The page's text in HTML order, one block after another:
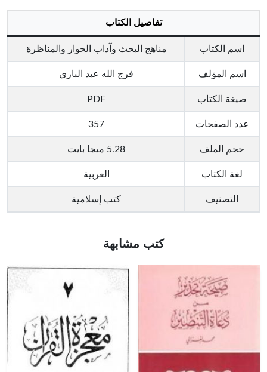
تفاصيل الكتاب
اسم الكتاب مناهج البحث وآداب الحوار والمناظرة
اسم المؤلف فرج الله عبد الباري
صيغة الكتاب PDF
عدد الصفحات 357
حجم الملف 5.28 ميجا بايت
لغة الكتاب العربية
التصنيف كتب إسلامية
كتب مشابهة